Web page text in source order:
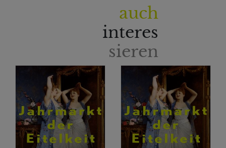
auch
interes
sieren